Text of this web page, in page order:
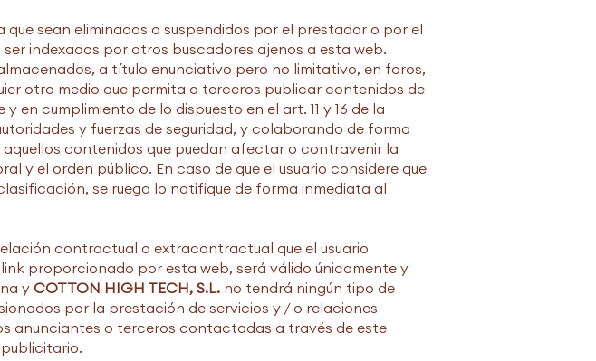
sean eliminados o suspendidos por el prestador o por el
indexados por otros buscadores ajenos a esta web.
a título enunciativo pero no limitativo, en foros,
otro medio que permita a terceros publicar contenidos de
cumplimiento de lo dispuesto en el art. 11 y 16 de la
y fuerzas de seguridad, y colaborando de forma
contenidos que puedan afectar o contravenir la
y el orden público. En caso de que el usuario considere que
se ruega lo notifique de forma inmediata al
contractual o extracontractual que el usuario
proporcionado por esta web, será válido únicamente y
y COTTON HIGH TECH, S.L. no tendrá ningún tipo de
por la prestación de servicios y / o relaciones
anunciantes o terceros contactadas a través de este